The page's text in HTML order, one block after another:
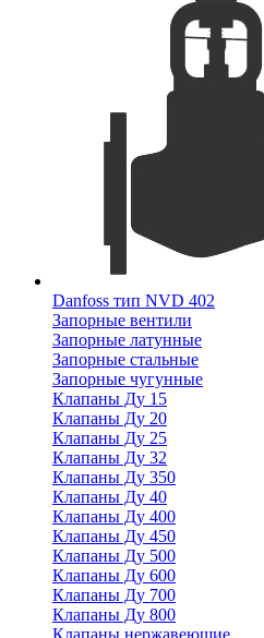
Danfoss тип NVD 402
Запорные вентили
Запорные латунные
Запорные стальные
Запорные чугунные
Клапаны Ду 15
Клапаны Ду 20
Клапаны Ду 25
Клапаны Ду 32
Клапаны Ду 350
Клапаны Ду 40
Клапаны Ду 400
Клапаны Ду 450
Клапаны Ду 500
Клапаны Ду 600
Клапаны Ду 700
Клапаны Ду 800